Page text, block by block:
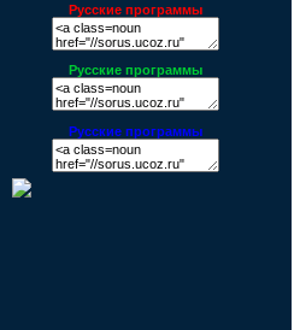
Русские программы
Русские программы
Русские программы